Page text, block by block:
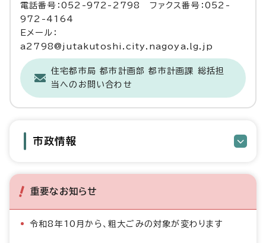
電話番号：052-972-2798 ファクス番号：052-
972-4164
Eメール：
a2798@jutakutoshi.city.nagoya.lg.jp
住宅都市局 都市計画部 都市計画課 総括担
当へのお問い合わせ
市政情報
重要なお知らせ
令和8年10月から、粗大ごみの対象が変わります